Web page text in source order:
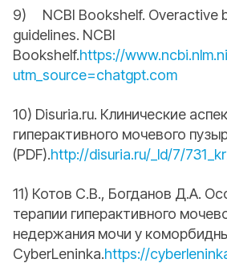
9) NCBI Bookshelf. Overactive
guidelines. NCBI
Bookshelf.https://
utm_source=chatgpt.com
10) Disuria.ru. Клинические
гиперактивного мочевого
(PDF).http://disuria.ru/_ld/7/
11) Котов С.В., Богданов Д.А.
терапии гиперактивного
недержания мочи у
CyberLeninka.https://